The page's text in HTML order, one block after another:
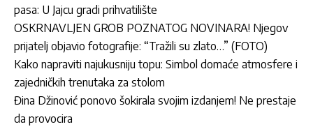
pasa: U Jajcu gradi prihvatilište
OSKRNAVLJEN GROB POZNATOG NOVINARA! Njegov
prijatelj objavio fotografije: “Tražili su zlato…” (FOTO)
Kako napraviti najukusniju topu: Simbol domaće atmosfere i
zajedničkih trenutaka za stolom
Đina Džinović ponovo šokirala svojim izdanjem! Ne prestaje
da provocira